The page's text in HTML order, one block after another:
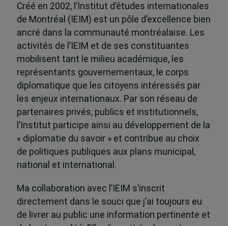
Créé en 2002, l’Institut d’études internationales
de Montréal (IEIM) est un pôle d’excellence bien
ancré dans la communauté montréalaise. Les
activités de l’IEIM et de ses constituantes
mobilisent tant le milieu académique, les
représentants gouvernementaux, le corps
diplomatique que les citoyens intéressés par
les enjeux internationaux. Par son réseau de
partenaires privés, publics et institutionnels,
l’Institut participe ainsi au développement de la
« diplomatie du savoir » et contribue au choix
de politiques publiques aux plans municipal,
national et international.
Ma collaboration avec l’IEIM s’inscrit
directement dans le souci que j’ai toujours eu
de livrer au public une information pertinente et